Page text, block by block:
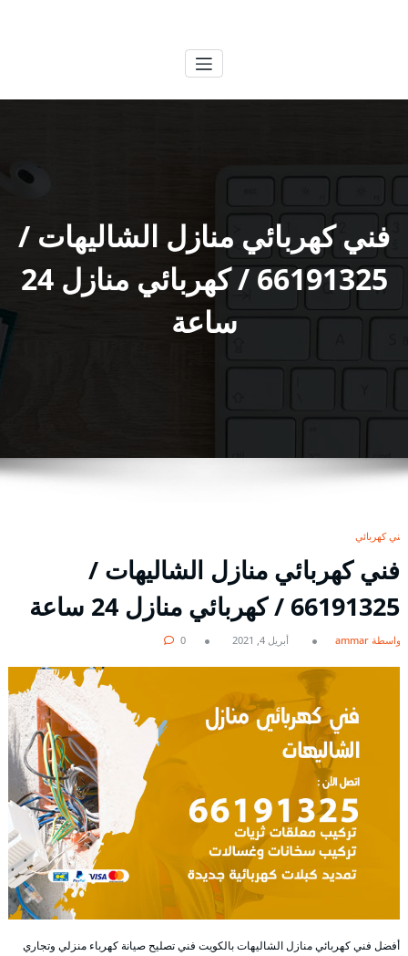
فني كهربائي منازل الشاليهات /
66191325 / كهربائي منازل 24
ساعة
فني كهربائي
فني كهربائي منازل الشاليهات /
66191325 / كهربائي منازل 24 ساعة
بواسطة ammar أبريل 4, 2021 0
أفضل فني كهربائي منازل الشاليهات بالكويت فني تصليح صيانة كهرباء منزلي وتجاري